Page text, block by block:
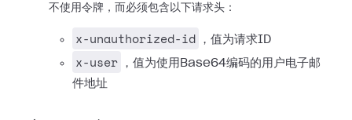
不使用令牌，而必须包含以下请求头：
x-unauthorized-id ，值为请求ID
x-user
，值为使用Base64编码的用户电子邮
件地址